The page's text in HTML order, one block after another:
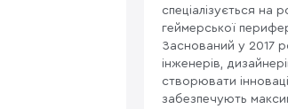
спеціалізується на
геймерської
Заснований у 2017
інженерів,
створювати
забезпечують